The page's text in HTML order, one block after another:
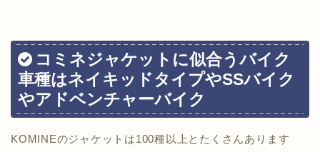
コミネジャケットに似合うバイク
車種はネイキッドタイプやSSバイク
やアドベンチャーバイク
KOMINEのジャケットは100種以上とたくさんあります